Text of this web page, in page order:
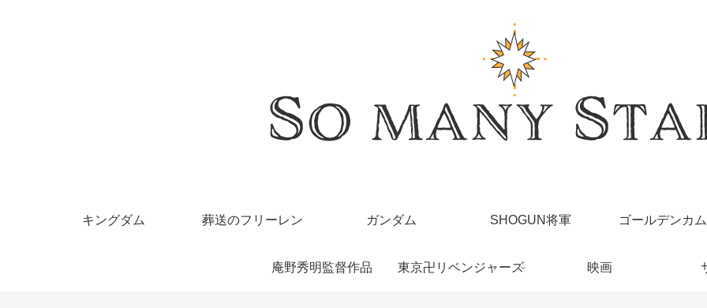
キングダム 葬送のフリーレン ガンダム SHOGUN将軍 ゴールデンカ
庵野秀明監督作品 東京卍リベンジャーズ 映画